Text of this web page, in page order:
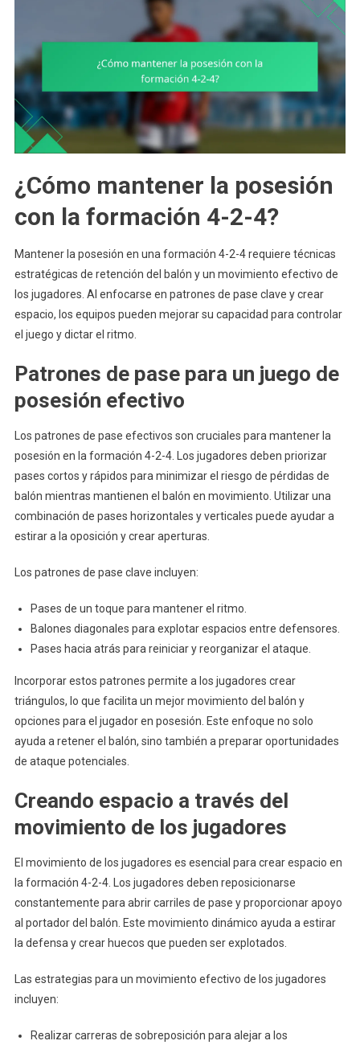
¿Cómo mantener la posesión
con la formación 4-2-4?
Mantener la posesión en una formación 4-2-4 requiere técnicas
estratégicas de retención del balón y un movimiento efectivo de
los jugadores. Al enfocarse en patrones de pase clave y crear
espacio, los equipos pueden mejorar su capacidad para controlar
el juego y dictar el ritmo.
Patrones de pase para un juego de
posesión efectivo
Los patrones de pase efectivos son cruciales para mantener la
posesión en la formación 4-2-4. Los jugadores deben priorizar
pases cortos y rápidos para minimizar el riesgo de pérdidas de
balón mientras mantienen el balón en movimiento. Utilizar una
combinación de pases horizontales y verticales puede ayudar a
estirar a la oposición y crear aperturas.
Los patrones de pase clave incluyen:
Pases de un toque para mantener el ritmo.
Balones diagonales para explotar espacios entre defensores.
Pases hacia atrás para reiniciar y reorganizar el ataque.
Incorporar estos patrones permite a los jugadores crear
triángulos, lo que facilita un mejor movimiento del balón y
opciones para el jugador en posesión. Este enfoque no solo
ayuda a retener el balón, sino también a preparar oportunidades
de ataque potenciales.
Creando espacio a través del
movimiento de los jugadores
El movimiento de los jugadores es esencial para crear espacio en
la formación 4-2-4. Los jugadores deben reposicionarse
constantemente para abrir carriles de pase y proporcionar apoyo
al portador del balón. Este movimiento dinámico ayuda a estirar
la defensa y crear huecos que pueden ser explotados.
Las estrategias para un movimiento efectivo de los jugadores
incluyen:
Realizar carreras de sobreposición para alejar a los